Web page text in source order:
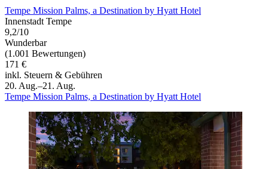
Tempe Mission Palms, a Destination by Hyatt Hotel
Innenstadt Tempe
9,2/10
Wunderbar
(1.001 Bewertungen)
171 €
inkl. Steuern & Gebühren
20. Aug.–21. Aug.
Tempe Mission Palms, a Destination by Hyatt Hotel